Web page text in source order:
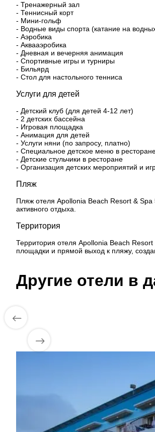
- Тренажерный зал
- Теннисный корт
- Мини-гольф
- Водные виды спорта (катание на
- Аэробика
- Аквааэробика
- Дневная и вечерняя анимация
- Спортивные игры и турниры
- Бильярд
- Стол для настольного тенниса
Услуги для детей
- Детский клуб (для детей 4-12 лет)
- 2 детских бассейна
- Игровая площадка
- Анимация для детей
- Услуги няни (по запросу, платно)
- Специальное детское меню в
- Детские стульчики в ресторане
- Организация детских мероприятий и
Пляж
Пляж отеля Apollonia Beach Resort &
активного отдыха.
Территория
Территория отеля Apollonia Beach
площадки и прямой выход к пляжу,
Другие отели в